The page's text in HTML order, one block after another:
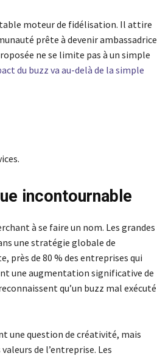
moteur de fidélisation. Il attire
prête à devenir ambassadrice
ne se limite pas à un simple
du buzz va au-delà de la simple
incontournable
à se faire un nom. Les grandes
une stratégie globale de
de 80 % des entreprises qui
une augmentation significative de
qu’un buzz mal exécuté
une question de créativité, mais
de l’entreprise. Les